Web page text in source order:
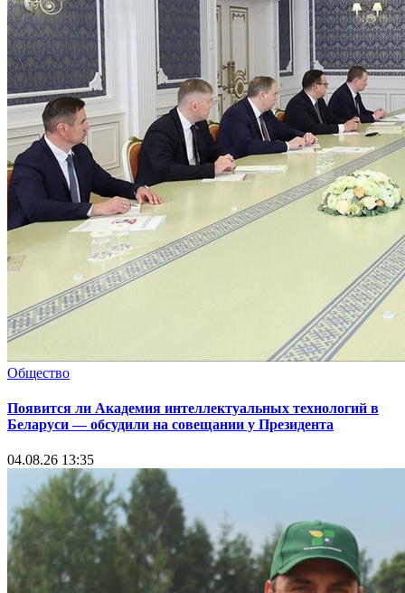
Общество
Появится ли Академия интеллектуальных технологий в
Беларуси — обсудили на совещании у Президента
04.08.26 13:35